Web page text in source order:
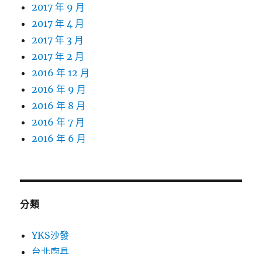
2017 年 9 月
2017 年 4 月
2017 年 3 月
2017 年 2 月
2016 年 12 月
2016 年 9 月
2016 年 8 月
2016 年 7 月
2016 年 6 月
分類
YKS沙發